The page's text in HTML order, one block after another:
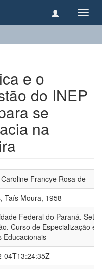
e o
do INEP
se
na
Francye Rosa de
Taís Moura, 1958-
Federal do Paraná.
Curso de Especialização em
Educacionais
04T13:24:35Z